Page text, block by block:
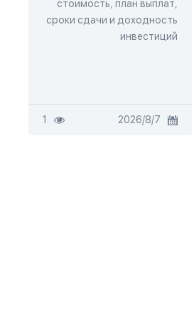
стоимость, план выплат,
сроки сдачи и доходность
инвестиций
7‏/8‏/2026
1